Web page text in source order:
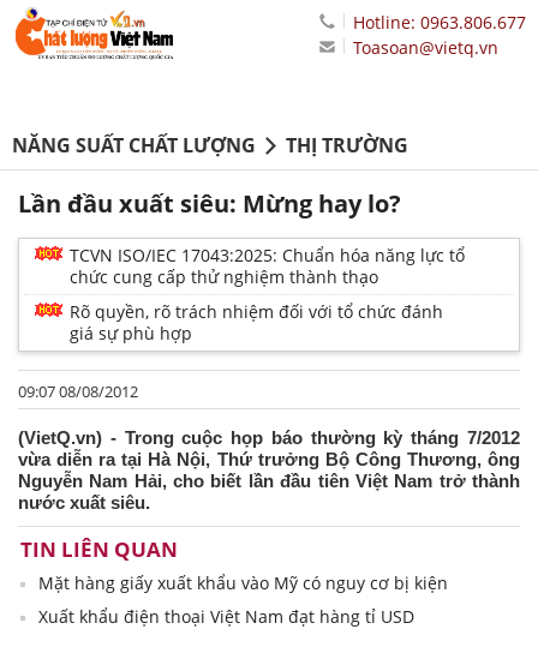
Hotline: 0963.806.677
Toasoan@vietq.vn
NĂNG SUẤT CHẤT LƯỢNG THỊ TRƯỜNG
Lần đầu xuất siêu: Mừng hay lo?
TCVN ISO/IEC 17043:2025: Chuẩn hóa năng lực tổ
chức cung cấp thử nghiệm thành thạo
Rõ quyền, rõ trách nhiệm đối với tổ chức đánh
giá sự phù hợp
09:07 08/08/2012
(VietQ.vn) - Trong cuộc họp báo thường kỳ tháng 7/2012
vừa diễn ra tại Hà Nội, Thứ trưởng Bộ Công Thương, ông
Nguyễn Nam Hải, cho biết lần đầu tiên Việt Nam trở thành
nước xuất siêu.
TIN LIÊN QUAN
Mặt hàng giấy xuất khẩu vào Mỹ có nguy cơ bị kiện
Xuất khẩu điện thoại Việt Nam đạt hàng tỉ USD